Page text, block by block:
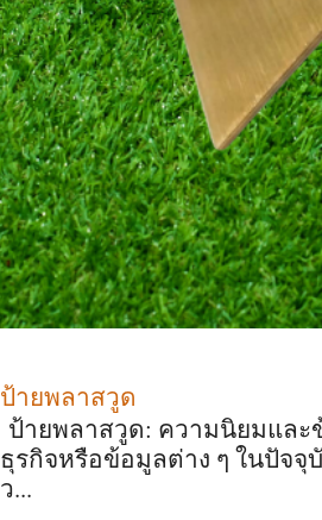
ป้ายพลาสวูด
ป้ายพลาสวูด: ความนิยมและ
ธุรกิจหรือข้อมูลต่าง ๆ ในปัจ
ว...